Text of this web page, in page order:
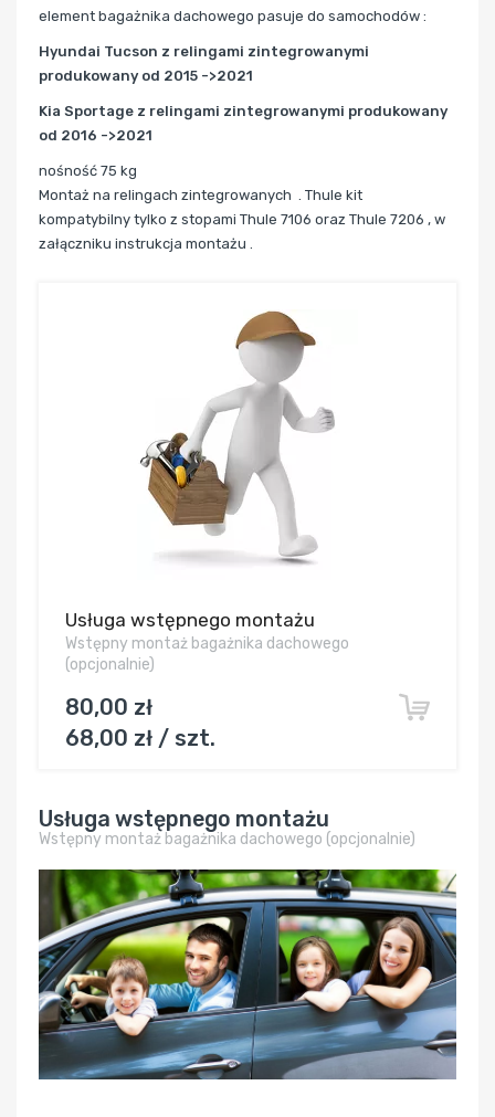
element bagażnika dachowego pasuje do samochodów :
Hyundai Tucson z relingami zintegrowanymi
produkowany od 2015 ->2021
Kia Sportage z relingami zintegrowanymi produkowany
od 2016 ->2021
nośność 75 kg
Montaż na relingach zintegrowanych . Thule kit
kompatybilny tylko z stopami Thule 7106 oraz Thule 7206 , w
załączniku instrukcja montażu .
Usługa wstępnego montażu
Wstępny montaż bagażnika dachowego
(opcjonalnie)
80,00 zł
68,00 zł / szt.
Usługa wstępnego montażu
Wstępny montaż bagażnika dachowego (opcjonalnie)